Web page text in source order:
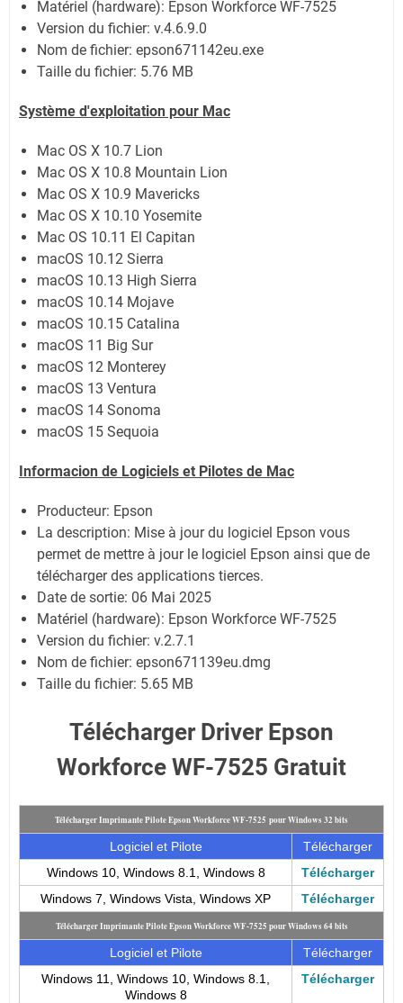
Matériel (hardware): Epson Workforce WF-7525
Version du fichier: v.4.6.9.0
Nom de fichier: epson671142eu.exe
Taille du fichier: 5.76 MB
Système d'exploitation pour Mac
Mac OS X 10.7 Lion
Mac OS X 10.8 Mountain Lion
Mac OS X 10.9 Mavericks
Mac OS X 10.10 Yosemite
Mac OS 10.11 El Capitan
macOS 10.12 Sierra
macOS 10.13 High Sierra
macOS 10.14 Mojave
macOS 10.15 Catalina
macOS 11 Big Sur
macOS 12 Monterey
macOS 13 Ventura
macOS 14 Sonoma
macOS 15 Sequoia
Informacion de Logiciels et Pilotes de Mac
Producteur: Epson
La description: Mise à jour du logiciel Epson vous
permet de mettre à jour le logiciel Epson ainsi que de
télécharger des applications tierces.
Date de sortie: 06 Mai 2025
Matériel (hardware): Epson Workforce WF-7525
Version du fichier: v.2.7.1
Nom de fichier: epson671139eu.dmg
Taille du fichier: 5.65 MB
Télécharger Driver Epson
Workforce WF-7525 Gratuit
Télécharger Imprimante Pilote Epson Workforce WF-7525 pour Windows 32 bits
Logiciel et Pilote
Télécharger
Windows 10, Windows 8.1, Windows 8
Télécharger
Windows 7, Windows Vista, Windows XP
Télécharger
Télécharger Imprimante Pilote Epson Workforce WF-7525 pour Windows 64 bits
Logiciel et Pilote
Télécharger
Windows 11, Windows 10, Windows 8.1,
Windows 8
Télécharger